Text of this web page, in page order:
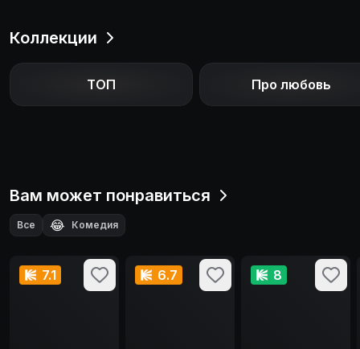
Коллекции
ТОП Про любовь
Вам может понравиться
Все 😂 Комедия
7.1 6.7 8